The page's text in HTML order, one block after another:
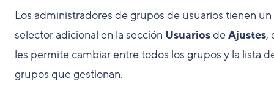
Los administradores de grupos de usuarios tienen un
selector adicional en la sección UsuariosdeAjustes,
les permite cambiar entre todos los grupos y la lista
grupos que gestionan.